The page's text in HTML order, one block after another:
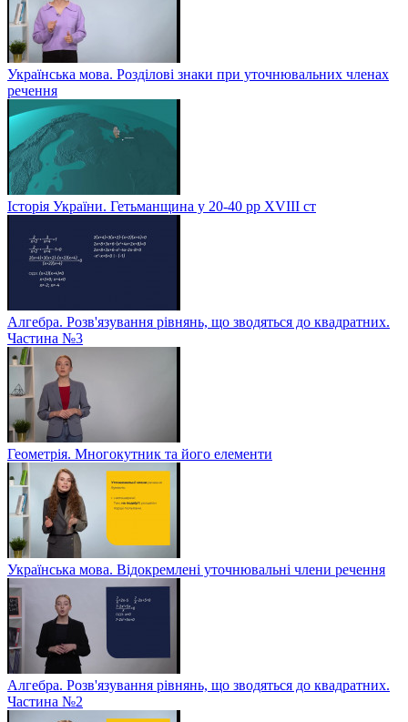
Українська мова. Розділові знаки при уточнювальних членах
речення
Історія України. Гетьманщина у 20-40 рр ХVIIІ ст
Алгебра. Розв'язування рівнянь, що зводяться до квадратних.
Частина №3
Геометрія. Многокутник та його елементи
Українська мова. Відокремлені уточнювальні члени речення
Алгебра. Розв'язування рівнянь, що зводяться до квадратних.
Частина №2